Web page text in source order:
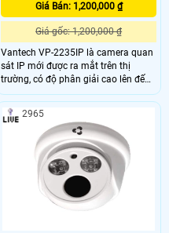
Giá Bán: 1,200,000 ₫
Giá gốc: 1,200,000 ₫
Vantech VP-2235IP là camera quan
sát IP mới được ra mắt trên thị
trường, có độ phân giải cao lên đến
2.0 megapixel cho hình ảnh
HD1080P, chống ngược sáng tốt
nhất cho việc tái tạo hình ảnh tốt
2965